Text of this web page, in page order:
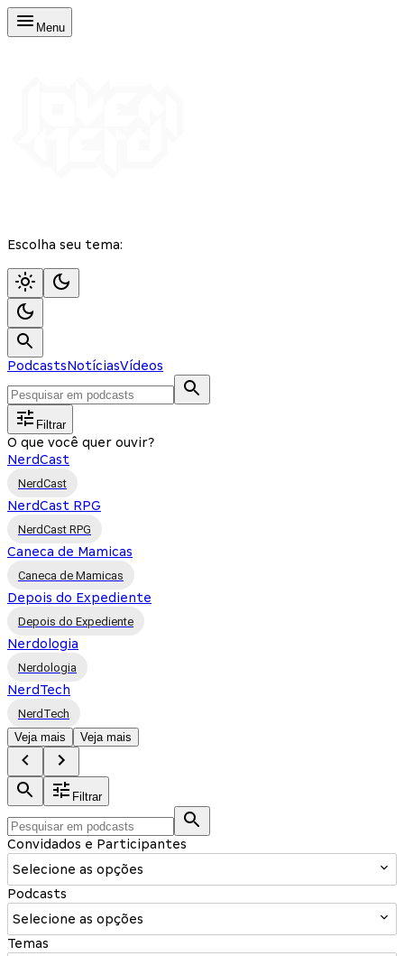
Menu
Escolha seu tema:
PodcastsNotíciasVídeos
Filtrar
O que você quer ouvir?
NerdCast
NerdCast
NerdCast RPG
NerdCast RPG
Caneca de Mamicas
Caneca de Mamicas
Depois do Expediente
Depois do Expediente
Nerdologia
Nerdologia
NerdTech
NerdTech
Veja mais
Veja mais
Filtrar
Convidados e Participantes
Selecione as opções
Podcasts
Selecione as opções
Temas